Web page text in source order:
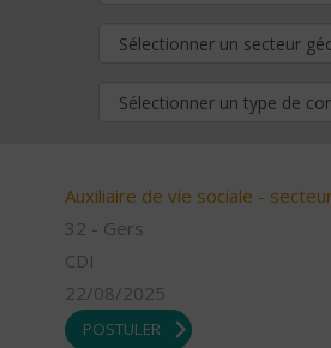
Auxiliaire de vie sociale -
32 - Gers
CDI
22/08/2025
POSTULER